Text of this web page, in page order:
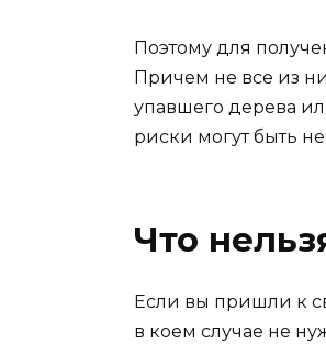
Поэтому для
Причем не все из
упавшего дерева
риски могут быть
Что
Если вы пришли к
в коем случае не